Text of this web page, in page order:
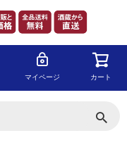
マイページ カート